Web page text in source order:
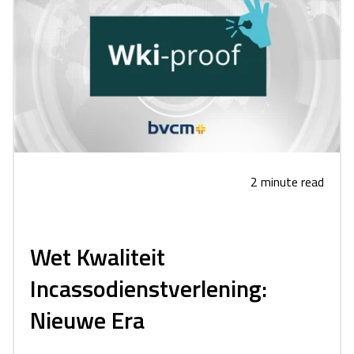
2 minute read
Wet Kwaliteit
Incassodienstverlening:
Nieuwe Era